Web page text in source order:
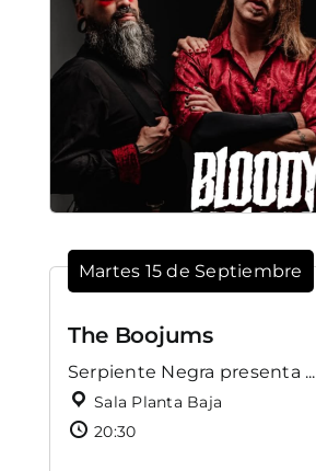
Martes 15 de Septiembre
The Boojums
Serpiente Negra presenta ...
Sala Planta Baja
20:30